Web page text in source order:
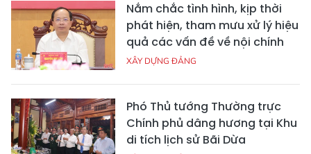
Nắm chắc tình hình, kịp thời
phát hiện, tham mưu xử lý hiệu
quả các vấn đề về nội chính
XÂY DỰNG ĐẢNG
Phó Thủ tướng Thường trực
Chính phủ dâng hương tại Khu
di tích lịch sử Bãi Dừa